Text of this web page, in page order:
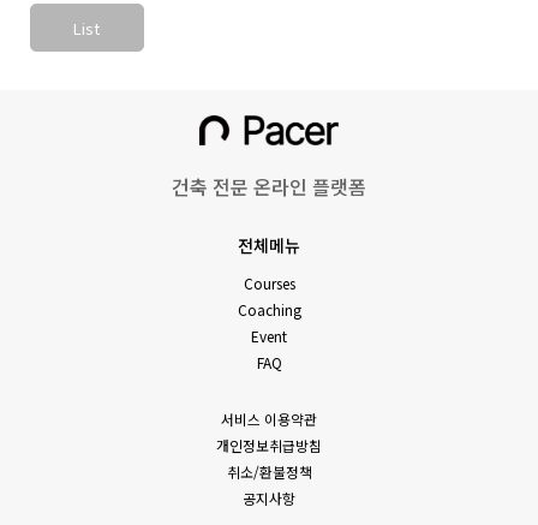
List
건축 전문 온라인 플랫폼
전체메뉴
Courses
Coaching
Event
FAQ
서비스 이용약관
개인정보취급방침
취소/환불정책
공지사항